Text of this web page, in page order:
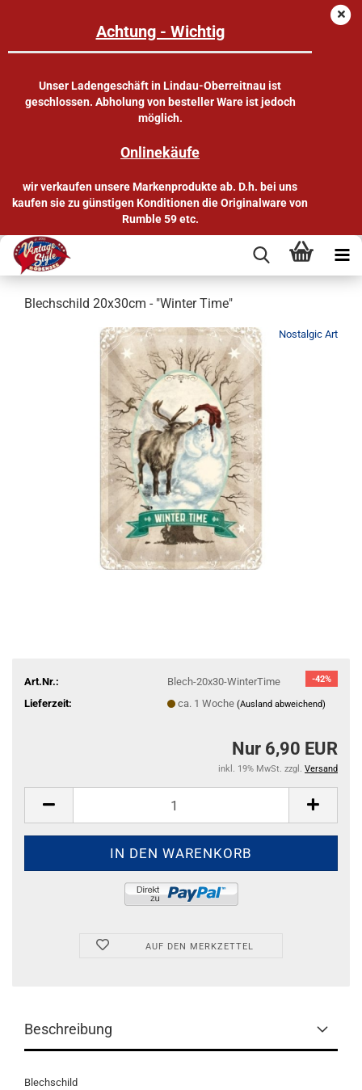
Achtung - Wichtig
Unser Ladengeschäft in Lindau-Oberreitnau ist
geschlossen. Abholung von besteller Ware ist jedoch
möglich.
Onlinekäufe
wir verkaufen unsere Markenprodukte ab. D.h. bei uns
kaufen sie zu günstigen Konditionen die Originalware von
Rumble 59 etc.
Blechschild 20x30cm - "Winter Time"
Nostalgic Art
-42%
Art.Nr.:
Blech-20x30-WinterTime
Lieferzeit:
ca. 1 Woche (Ausland abweichend)
Nur 6,90 EUR
inkl. 19% MwSt. zzgl. Versand
AUF DEN MERKZETTEL
Beschreibung
Blechschild